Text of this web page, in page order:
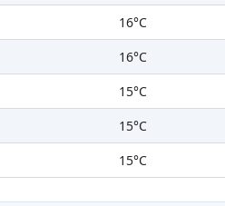
16°C
16°C
15°C
15°C
15°C